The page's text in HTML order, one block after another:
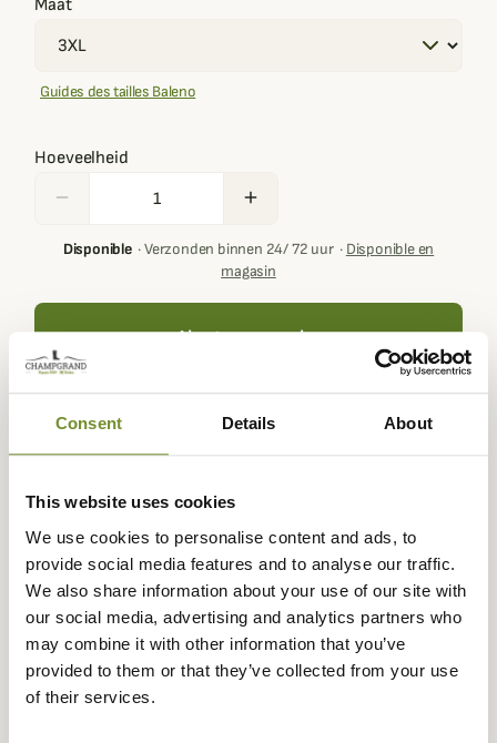
Consent Details About
This website uses cookies
We use cookies to personalise content and ads, to
provide social media features and to analyse our traffic.
We also share information about your use of our site with
our social media, advertising and analytics partners who
may combine it with other information that you’ve
provided to them or that they’ve collected from your use
of their services.
Maat
Guides des tailles Baleno
Hoeveelheid
remove add
Disponible·Verzonden binnen 24/ 72 uur· Disponible en
magasin
Ajouter au panier
Your basket must contain at least € 100,00 of products in
order to get loyalty rewards.
Expédié dans
la journée
Échange ou
retour sous
90 jours
Paiement
sécurisé
Paiement en
3 fois dès 100
euros